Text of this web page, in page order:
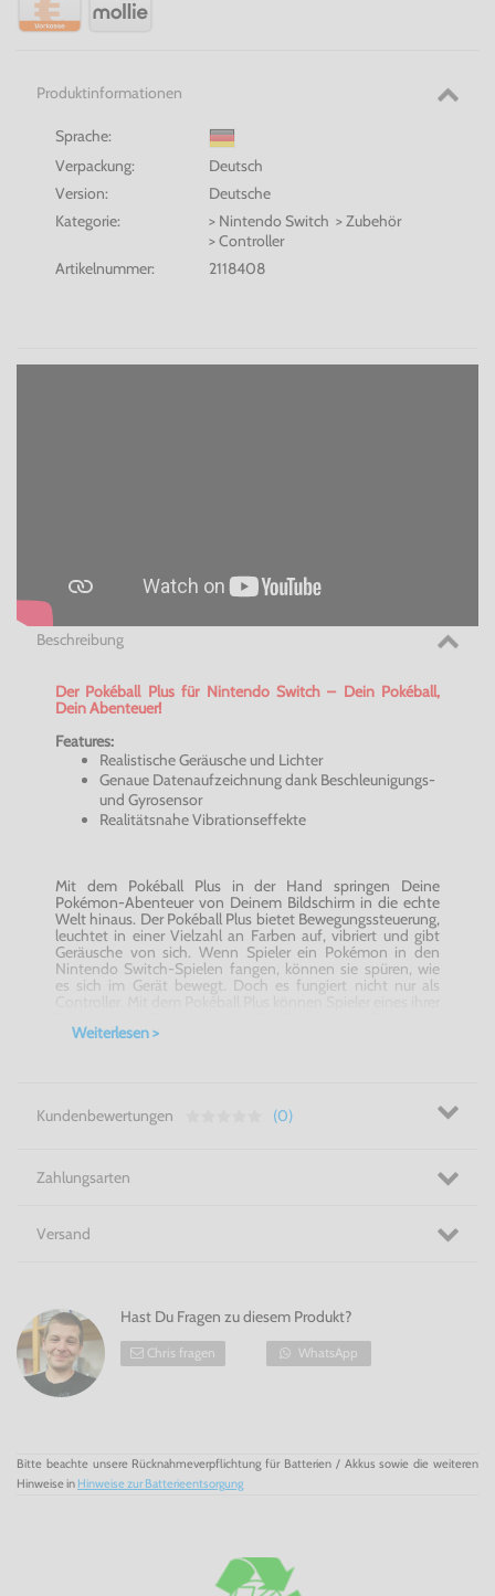
Produktinformationen
Sprache:
Verpackung:
Deutsch
Version:
Deutsche
Kategorie:
> Nintendo Switch > Zubehör
> Controller
Artikelnummer:
2118408
Beschreibung
Der Pokéball Plus für Nintendo Switch – Dein Pokéball,
Dein Abenteuer!
Features:
Realistische Geräusche und Lichter
Genaue Datenaufzeichnung dank Beschleunigungs-
und Gyrosensor
Realitätsnahe Vibrationseffekte
Mit dem Pokéball Plus in der Hand springen Deine
Pokémon-Abenteuer von Deinem Bildschirm in die echte
Welt hinaus. Der Pokéball Plus bietet Bewegungssteuerung,
leuchtet in einer Vielzahl an Farben auf, vibriert und gibt
Geräusche von sich. Wenn Spieler ein Pokémon in den
Nintendo Switch-Spielen fangen, können sie spüren, wie
es sich im Gerät bewegt. Doch es fungiert nicht nur als
Let’s Go, Evoli! mitnehmen, wenn sie in der realen Welt
Nintendo Switch-Spiel zurückbringen!
Nintendo Switch!
Weiterlesen >
Kundenbewertungen (0)
Zahlungsarten
Versand
Hast Du Fragen zu diesem Produkt?
Chris fragen WhatsApp
Bitte beachte unsere Rücknahmeverpflichtung für Batterien / Akkus sowie die weiteren
Hinweise in Hinweise zur Batterieentsorgung